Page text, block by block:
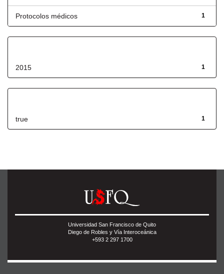
1
Protocolos médicos
1
2015
1
true
Universidad San Francisco de Quito
Diego de Robles y Vía Interoceánica
+593 2 297 1700